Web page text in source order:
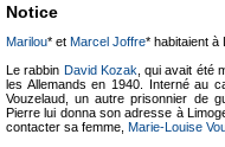
Notice
Marilou* et Marcel Joffre* habitaient à
Le rabbin David Kozak , qui avait été
les Allemands en 1940. Interné au
Vouzelaud, un autre prisonnier de
Pierre lui donna son adresse à
contacter sa femme, Marie-Louise